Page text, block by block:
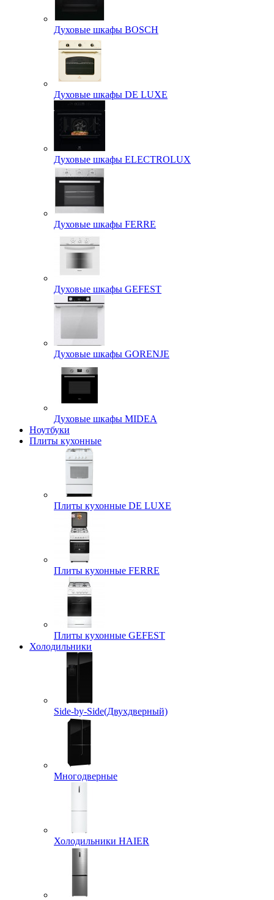
Духовые шкафы BOSCH
Духовые шкафы DE LUXE
Духовые шкафы ELECTROLUX
Духовые шкафы FERRE
Духовые шкафы GEFEST
Духовые шкафы GORENJE
Духовые шкафы MIDEA
Ноутбуки
Плиты кухонные
Плиты кухонные DE LUXE
Плиты кухонные FERRE
Плиты кухонные GEFEST
Холодильники
Side-by-Side(Двухдверный)
Многодверные
Холодильники HAIER